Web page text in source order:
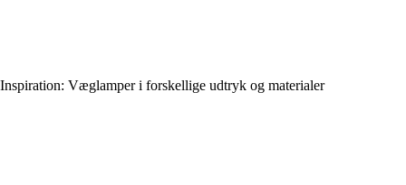
Inspiration: Væglamper i forskellige udtryk og materialer